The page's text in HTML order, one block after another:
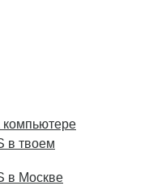
в твоем
в Москве